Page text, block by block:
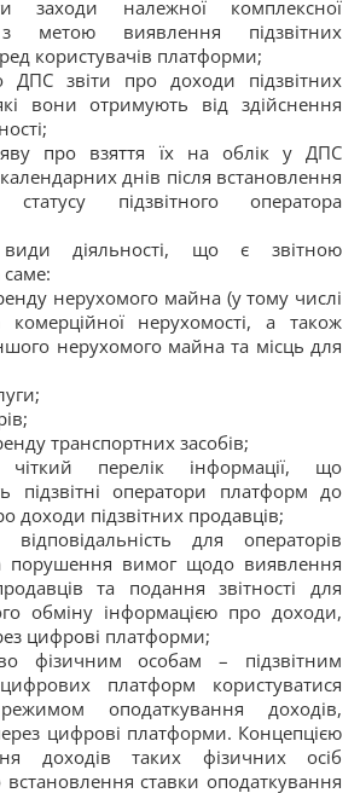
заходи належної комплексної
метою виявлення підзвітних
користувачів платформи;
ДПС звіти про доходи підзвітних
вони отримують від здійснення
про взяття їх на облік у ДПС
днів після встановлення
статусу підзвітного оператора
діяльності, що є звітною
саме:
нерухомого майна (у тому числі
комерційної нерухомості, а також
нерухомого майна та місць для
транспортних засобів;
чіткий перелік інформації, що
підзвітні оператори платформ до
доходи підзвітних продавців;
відповідальність для операторів
порушення вимог щодо виявлення
та подання звітності для
обміну інформацією про доходи,
цифрові платформи;
фізичним особам – підзвітним
платформ користуватися
оподаткування доходів,
цифрові платформи. Концепцією
доходів таких фізичних осіб
ставки оподаткування